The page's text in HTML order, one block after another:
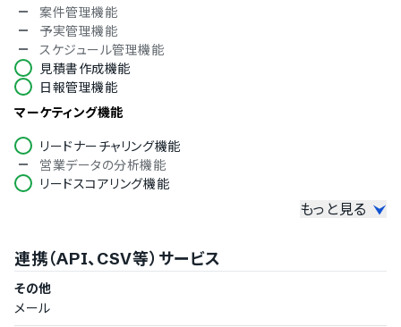
ロシア語
スペイン語
スウェーデン語
タイ語
アラビア語
インドネシア語
クロアチア語
チェコ語
ヘブライ語
トルコ語
ベトナム語
案件管理機能
予実管理機能
スケジュール管理機能
見積書作成機能
日報管理機能
マーケティング機能
リードナーチャリング機能
営業データの分析機能
リードスコアリング機能
SMS配信機能
データのインポート機能
アンケート作成機能
ダッシュボードのカスタマイズ対応
もっと見る
連携（API、CSV等）サービス
その他
メール